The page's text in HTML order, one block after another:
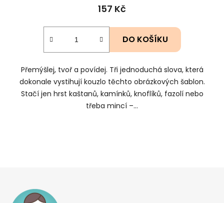
157 Kč
DO KOŠÍKU
Přemýšlej, tvoř a povídej. Tři jednoduchá slova, která
dokonale vystihují kouzlo těchto obrázkových šablon.
Stačí jen hrst kaštanů, kamínků, knoflíků, fazolí nebo
třeba mincí –...